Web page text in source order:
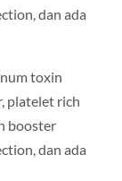
dan ada
toxin
platelet rich
booster
dan ada